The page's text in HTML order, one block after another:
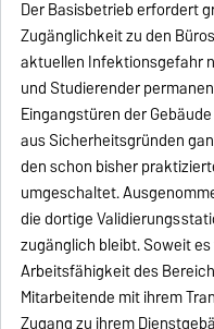
Der Basisbetrieb erfordert
Zugänglichkeit zu den
aktuellen Infektionsgefahr
und Studierender
Eingangstüren der
aus Sicherheitsgründen
den schon bisher
umgeschaltet.
die dortige
zugänglich bleibt. Soweit
Arbeitsfähigkeit des
Mitarbeitende mit ihrem
Zugang zu ihrem